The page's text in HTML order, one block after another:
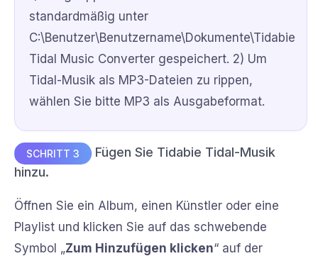
standardmäßig unter
C:\Benutzer\Benutzername\Dokumente\Tidabie
Tidal Music Converter gespeichert. 2) Um
Tidal-Musik als MP3-Dateien zu rippen,
wählen Sie bitte MP3 als Ausgabeformat.
SCHRITT 3
Fügen Sie Tidabie Tidal-Musik
hinzu.
Öffnen Sie ein Album, einen Künstler oder eine
Playlist und klicken Sie auf das schwebende
Symbol „Zum Hinzufügen klicken“ auf der